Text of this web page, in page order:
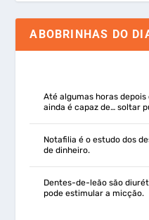
ABOBRINHAS DO
Até algumas horas
ainda é capaz de… soltar
Notafilia é o estudo dos
de dinheiro.
Dentes-de-leão são
pode estimular a micção.